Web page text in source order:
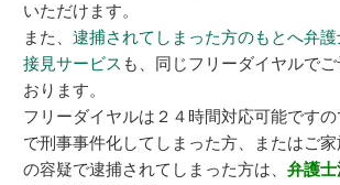
いただけます。
また、逮捕されてしまった方のもとへ弁
接見サービス も、同じフリーダイヤルで
おります。
フリーダイヤルは２４時間対応可能です
で刑事事件化してしまった方、またはご
の容疑で逮捕されてしまった方は、弁護